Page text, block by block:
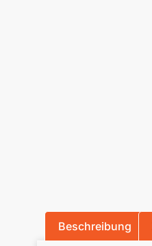
Beschreibung